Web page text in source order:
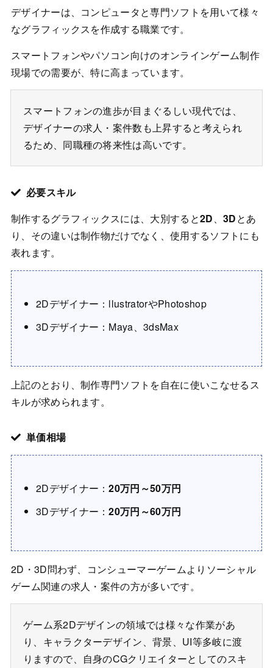
デザイナーは、コンピュータと専門ソフトを用いて様々
なグラフィックスを作成する職業です。
スマートフォンやパソコン向けのオンラインゲーム制作
現場での需要が、特に高まっています。
スマートフォンの進歩が目まぐるしい現代では、
デザイナーの求人・案件数も上昇すると考えられ
るため、同職種の将来性は高いです。
必要スキル
制作するグラフィックスには、大別すると2D、 3Dとあ
り、その違いは制作物だけでなく、使用するソフトにも
表れます。
2Dデザイナー：llustratorやPhotoshop
3Dデザイナー：Maya、3dsMax
上記のとおり、制作専門ソフトを自在に使いこなせるス
キルが求められます。
単価相場
2Dデザイナー：20万円～50万円
3Dデザイナー：20万円～60万円
2D・3D問わず、コンシューマーゲームよりソーシャル
ゲーム関連の求人・案件の方が多いです。
ゲーム系2Dデザインの領域では様々な作業があ
り、キャラクターデザイン、背景、UI等多岐に渡
りますので、自身のCGクリエイターとしてのスキ